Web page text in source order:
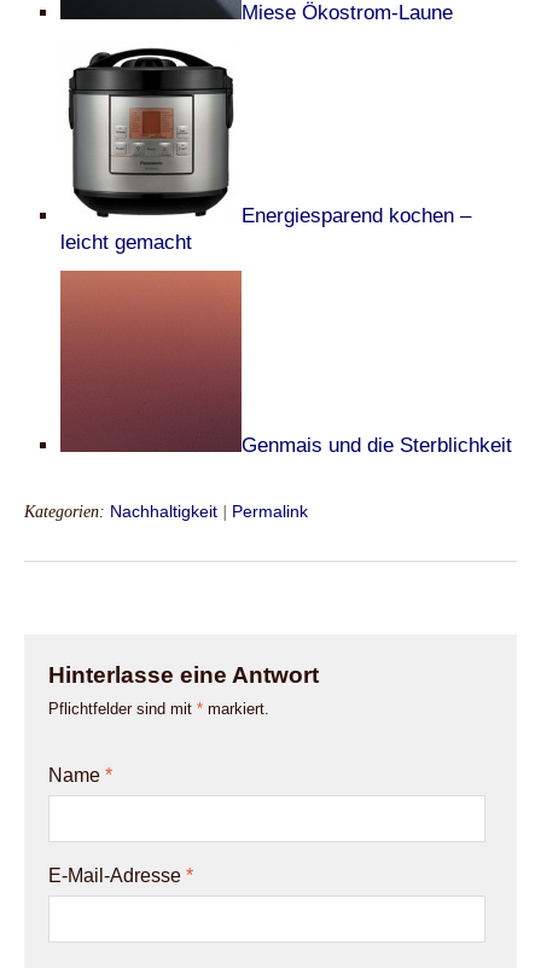
Miese Ökostrom-Laune
Energiesparend kochen –
leicht gemacht
Genmais und die Sterblichkeit
Kategorien: Nachhaltigkeit Permalink
Hinterlasse eine Antwort
Pflichtfelder sind mit * markiert.
Name *
E-Mail-Adresse *